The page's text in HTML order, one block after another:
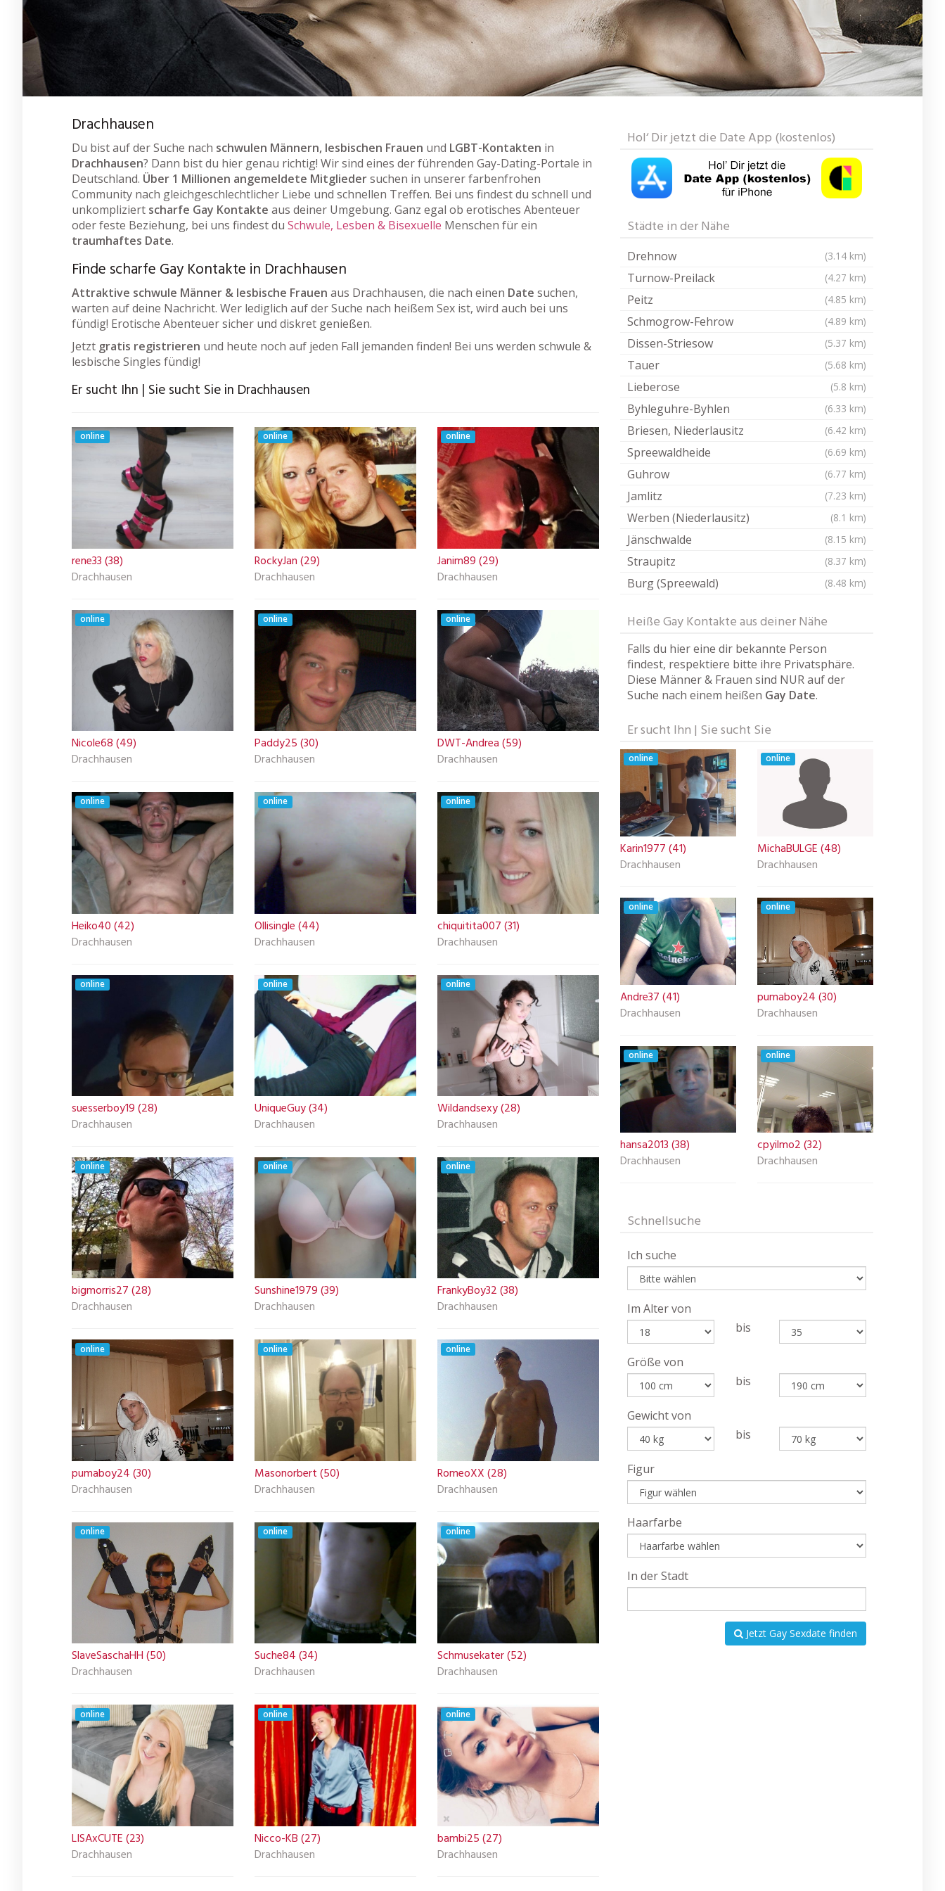
Drachhausen
Du bist auf der Suche nach schwulen Männern, lesbischen Frauen und LGBT-Kontakten in
Drachhausen? Dann bist du hier genau richtig! Wir sind eines der führenden Gay-Dating-Portale in
Deutschland. Über 1 Millionen angemeldete Mitgliedersuchen in unserer farbenfrohen
Community nach gleichgeschlechtlicher Liebe und schnellen Treffen. Bei uns findest du schnell und
unkompliziert scharfe Gay Kontakte aus deiner Umgebung. Ganz egal ob erotisches Abenteuer
oder feste Beziehung, bei uns findest du Schwule, Lesben & Bisexuelle Menschen für ein
traumhaftes Date.
Finde scharfe Gay Kontakte in Drachhausen
Attraktive schwule Männer & lesbische Frauen aus Drachhausen, die nach einen Date suchen,
warten auf deine Nachricht. Wer lediglich auf der Suche nach heißem Sex ist, wird auch bei uns
fündig! Erotische Abenteuer sicher und diskret genießen.
Jetzt gratis registrieren und heute noch auf jeden Fall jemanden finden! Bei uns werden schwule &
lesbische Singles fündig!
Er sucht Ihn | Sie sucht Sie in Drachhausen
online
rene33 (38)
Drachhausen
online
RockyJan (29)
Drachhausen
online
Janim89 (29)
Drachhausen
online
Nicole68 (49)
Drachhausen
online
Paddy25 (30)
Drachhausen
online
DWT-Andrea (59)
Drachhausen
online
Heiko40 (42)
Drachhausen
online
Ollisingle (44)
Drachhausen
online
chiquitita007 (31)
Drachhausen
online
suesserboy19 (28)
Drachhausen
online
UniqueGuy (34)
Drachhausen
online
Wildandsexy (28)
Drachhausen
online
bigmorris27 (28)
Drachhausen
online
Sunshine1979 (39)
Drachhausen
online
FrankyBoy32 (38)
Drachhausen
online
pumaboy24 (30)
Drachhausen
online
Masonorbert (50)
Drachhausen
online
RomeoXX (28)
Drachhausen
online
SlaveSaschaHH (50)
Drachhausen
online
Suche84 (34)
Drachhausen
online
Schmusekater (52)
Drachhausen
online
LISAxCUTE (23)
Drachhausen
online
Nicco-KB (27)
Drachhausen
online
bambi25 (27)
Drachhausen
Hol‘ Dir jetzt die Date App (kostenlos)
Städte in der Nähe
Drehnow (3.14 km)
Turnow-Preilack (4.27 km)
Peitz (4.85 km)
Schmogrow-Fehrow (4.89 km)
Dissen-Striesow (5.37 km)
Tauer (5.68 km)
Lieberose (5.8 km)
Byhleguhre-Byhlen (6.33 km)
Briesen, Niederlausitz (6.42 km)
Spreewaldheide (6.69 km)
Guhrow (6.77 km)
Jamlitz (7.23 km)
Werben (Niederlausitz) (8.1 km)
Jänschwalde (8.15 km)
Straupitz (8.37 km)
Burg (Spreewald) (8.48 km)
Heiße Gay Kontakte aus deiner Nähe
Falls du hier eine dir bekannte Person
findest, respektiere bitte ihre Privatsphäre.
Diese Männer & Frauen sind NUR auf der
Suche nach einem heißen Gay Date.
Er sucht Ihn | Sie sucht Sie
online
Karin1977 (41)
Drachhausen
online
MichaBULGE (48)
Drachhausen
online
Andre37 (41)
Drachhausen
online
pumaboy24 (30)
Drachhausen
online
hansa2013 (38)
Drachhausen
online
cpyilmo2 (32)
Drachhausen
Schnellsuche
Ich suche
Im Alter von
bis
Größe von
bis
Gewicht von
bis
Figur
Haarfarbe
In der Stadt
Jetzt Gay Sexdate finden